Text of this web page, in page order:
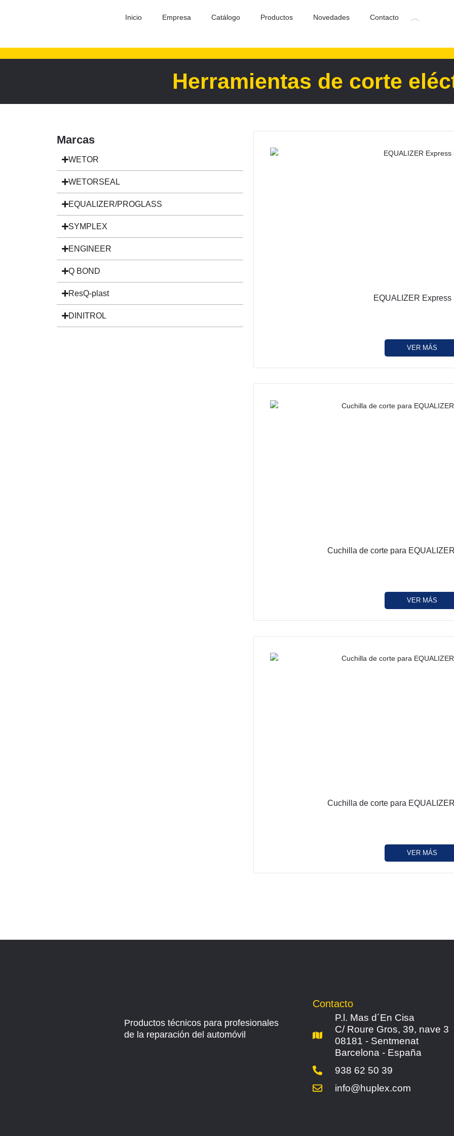
Inicio Empresa Catálogo Productos Novedades Contacto
Herramientas de corte
Marcas
WETOR
WETORSEAL
EQUALIZER/PROGLASS
SYMPLEX
ENGINEER
Q BOND
ResQ-plast
DINITROL
EQUALIZER Express
VER MÁS
Cuchilla de corte para
VER MÁS
Cuchilla de corte para
VER MÁS
Productos técnicos para profesionales
de la reparación del automóvil
Contacto
P.l. Mas d´En Cisa
C/ Roure Gros, 39, nave 3
08181 - Sentmenat
Barcelona - España
938 62 50 39
info@huplex.com